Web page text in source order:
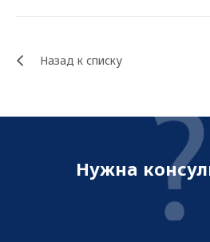
Назад к списку
Нужна